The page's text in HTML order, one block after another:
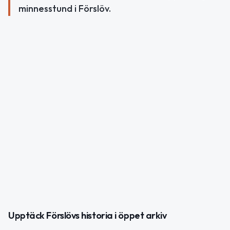
minnesstund i Förslöv.
Upptäck Förslövs historia i öppet arkiv